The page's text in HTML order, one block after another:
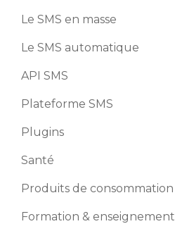
Le SMS en masse
Le SMS automatique
API SMS
Plateforme SMS
Plugins
Santé
Produits de consommation
Formation & enseignement